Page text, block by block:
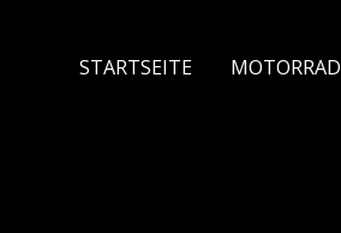
STARTSEITE MOTORRAD